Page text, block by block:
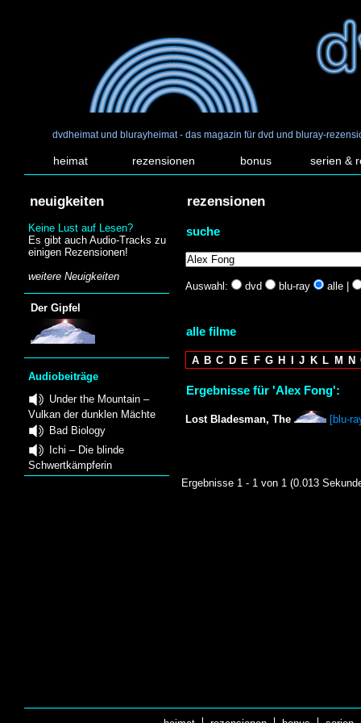
dvdheimat und blurayheimat - das magazin für dvd und bluray-
heimat rezensionen bonus serien &
neuigkeiten
Keine Lust auf Lesen?
Es gibt auch Audio-Tracks zu
einigen Rezensionen!
weitere Neuigkeiten
Der Gipfel
Audiobeiträge
Under the Mountain –
Vulkan der dunklen Mächte
Bad Biology
Ichi – Die blinde
Schwertkämpferin
rezensionen
suche
Auswahl: dvd blu-ray alle |
alle filme
A B C D E F G H I J K L M N
Ergebnisse für 'Alex Fong':
Lost Bladesman, The [blu-
Ergebnisse 1 - 1 von 1 (0.013